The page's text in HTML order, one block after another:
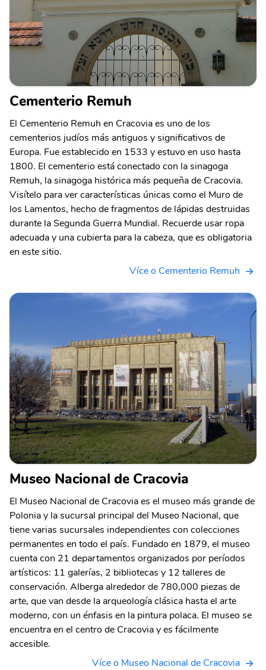
Cementerio Remuh
El Cementerio Remuh en Cracovia es uno de los
cementerios judíos más antiguos y significativos de
Europa. Fue establecido en 1533 y estuvo en uso hasta
1800. El cementerio está conectado con la sinagoga
Remuh, la sinagoga histórica más pequeña de Cracovia.
Visítelo para ver características únicas como el Muro de
los Lamentos, hecho de fragmentos de lápidas destruidas
durante la Segunda Guerra Mundial. Recuerde usar ropa
adecuada y una cubierta para la cabeza, que es obligatoria
en este sitio.
Více o Cementerio Remuh
Museo Nacional de Cracovia
El Museo Nacional de Cracovia es el museo más grande de
Polonia y la sucursal principal del Museo Nacional, que
tiene varias sucursales independientes con colecciones
permanentes en todo el país. Fundado en 1879, el museo
cuenta con 21 departamentos organizados por períodos
artísticos: 11 galerías, 2 bibliotecas y 12 talleres de
conservación. Alberga alrededor de 780,000 piezas de
arte, que van desde la arqueología clásica hasta el arte
moderno, con un énfasis en la pintura polaca. El museo se
encuentra en el centro de Cracovia y es fácilmente
accesible.
Více o Museo Nacional de Cracovia